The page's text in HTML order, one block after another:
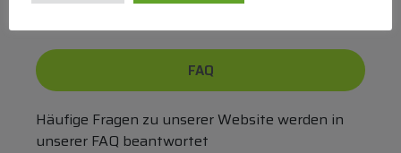
FAQ
Häufige Fragen zu unserer Website werden in
unserer FAQ beantwortet